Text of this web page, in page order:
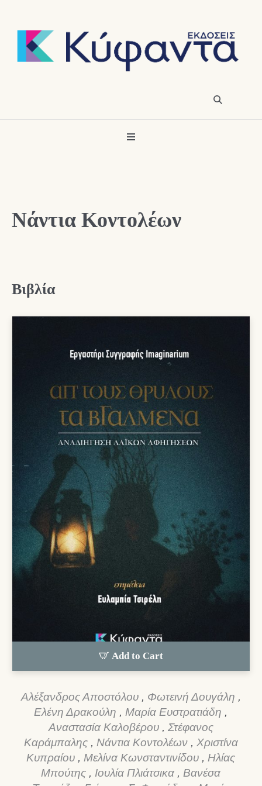
Νάντια Κοντολέων
Βιβλία
Add to Cart
Αλέξανδρος Αποστόλου , Φωτεινή Δουγάλη ,
Ελένη Δρακούλη , Μαρία Ευστρατιάδη ,
Αναστασία Καλοβέρου , Στέφανος
Καράμπαλης , Νάντια Κοντολέων , Χριστίνα
Κυπραίου , Μελίνα Κωνσταντινίδου , Ηλίας
Μπούτης , Ιουλία Πλιάτσικα , Βανέσα